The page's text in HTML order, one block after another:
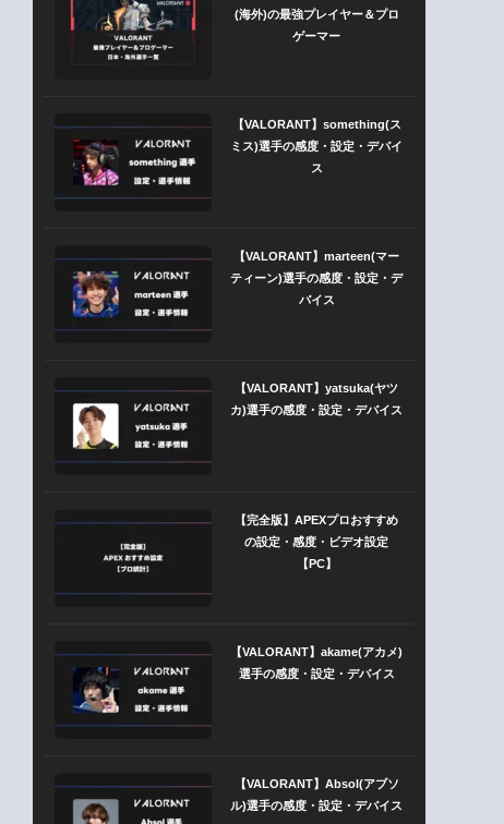
(海外)の最強プレイヤー＆プロ
ゲーマー
【VALORANT】something(ス
ミス)選手の感度・設定・デバイ
ス
【VALORANT】marteen(マー
ティーン)選手の感度・設定・デ
バイス
【VALORANT】yatsuka(ヤツ
カ)選手の感度・設定・デバイス
【完全版】APEXプロおすすめ
の設定・感度・ビデオ設定
【PC】
【VALORANT】akame(アカメ)
選手の感度・設定・デバイス
【VALORANT】Absol(アブソ
ル)選手の感度・設定・デバイス